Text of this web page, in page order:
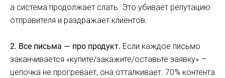
а система продолжает слать. Это убивает репутацию
отправителя и раздражает клиентов.
2. Все письма — про продукт. Если каждое письмо
заканчивается «купите/закажите/оставьте заявку» —
цепочка не прогревает, она отталкивает. 70% контента